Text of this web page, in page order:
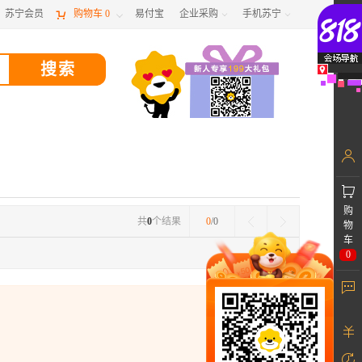
苏宁会员  购物车 0  易付宝 企业采购  手机苏宁 
0/0
共0个结果
购
物
车
0